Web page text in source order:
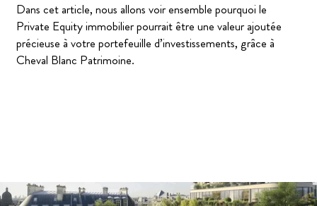
Dans cet article, nous allons voir ensemble pourquoi le
Private Equity immobilier pourrait être une valeur ajoutée
précieuse à votre portefeuille d’investissements, grâce à
Cheval Blanc Patrimoine.